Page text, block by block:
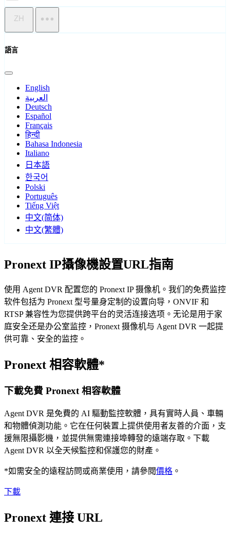
ZH
語言
English
العربية
Deutsch
Español
Français
हिन्दी
Bahasa Indonesia
Italiano
日本語
한국어
Polski
Português
Tiếng Việt
中文(简体)
中文(繁體)
Pronext IP攝像機設置URL指南
使用 Agent DVR 配置您的 Pronext IP 摄像机。我们的免费监控
软件包括为 Pronext 型号量身定制的设置向导，ONVIF 和
RTSP 兼容性为您提供跨平台的灵活连接选项。无论是用于家
庭安全还是办公室监控，Pronext 摄像机与 Agent DVR 一起提
供可靠、安全的监控。
Pronext 相容軟體*
下載免費 Pronext 相容軟體
Agent DVR 是免費的 AI 驅動監控軟體，具有實時人員、車輛
和物體偵測功能。它在任何裝置上提供使用者友善的介面，支
援無限攝影機，並提供無需連接埠轉發的遠端存取。下載
Agent DVR 以全天候監控和保護您的財產。
*如需安全的遠程訪問或商業使用，請參閱價格 。
下載
Pronext 連接 URL